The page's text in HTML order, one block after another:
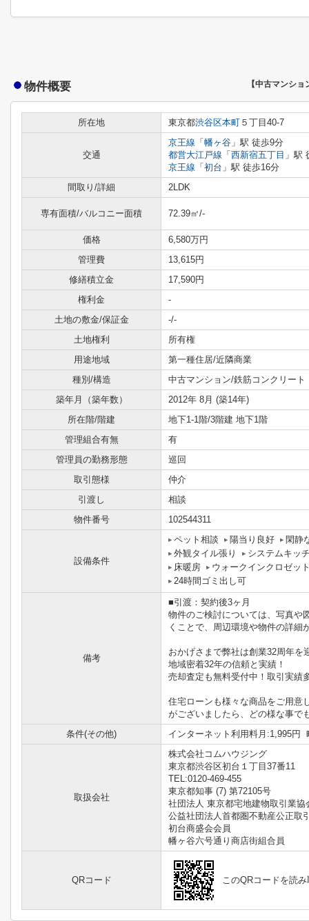
物件概要 【中古マンショ
所在地 東京都渋谷区本町 ５丁目40-7
交通
京王線 「 幡ヶ谷 」駅 徒歩9分
都営大江戸線 「 西新宿五丁目 」駅
京王線 「 初台 」駅 徒歩16分
間取り/詳細
2LDK
専有面積/バルコニー面積 72.39㎡/-
価格
6,580万円
管理費
13,615円
修繕積立金
17,590円
権利金
-
土地の敷金/保証金
-/-
土地権利
所有権
用途地域
第一種住居/近隣商業
種別/構造
中古マンション/鉄筋コンクリート
築年月（築年数）
2012年 8月 (築14年)
所在階/階建
地下1-1階/3階建 地下1階
管理組合有無
有
管理員の勤務形態
巡回
取引態様
仲介
引渡し
相談
物件番号
102544311
設備条件
ペット相談 陽当り良好
閑静
外観タイル張り
システムキッ
床暖房
ウォークインクロゼッ
24時間ゴミ出し可
備考
■引渡：契約後3ヶ月
物件のご検討については、写真や
くことで、周辺環境や物件の詳細
おかげさまで弊社は創業32周年を
地域密着32年の信頼と実績！
売却査定も無料受付中！取引実績
住宅ローンも様々な商品をご用意
がございましたら、どの様な事で
条件(その他)
インターネット利用料月:1,995円
取扱会社
株式会社コムハウジング
東京都渋谷区初台１丁目37番11
TEL:0120-469-455
東京都知事 (7) 第72105号
社団法人 東京都宅地建物取引業協
公益社団法人首都圏不動産公正取
初台商盛会会員
幡ヶ谷六号通り商店街組合員
QRコード このQRコードを読